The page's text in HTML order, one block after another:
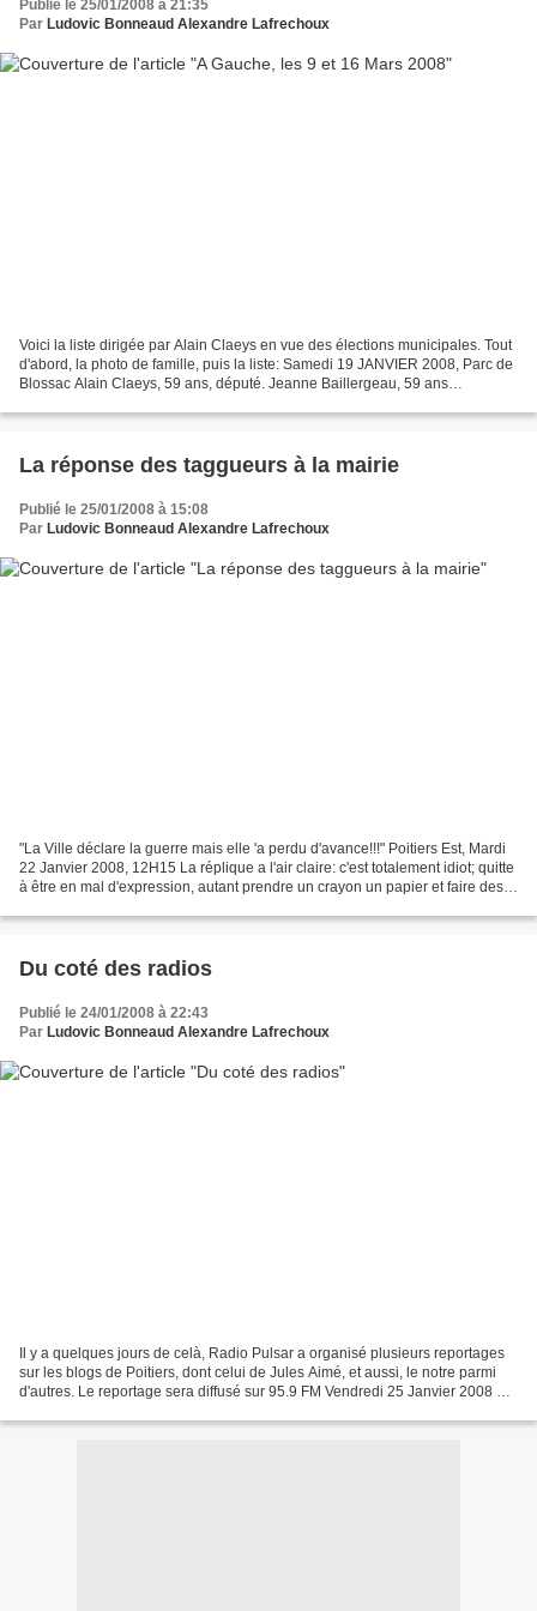
Publié le 25/01/2008 à 21:35
Par Ludovic Bonneaud Alexandre Lafrechoux
Voici la liste dirigée par Alain Claeys en vue des élections municipales. Tout
d'abord, la photo de famille, puis la liste: Samedi 19 JANVIER 2008, Parc de
Blossac Alain Claeys, 59 ans, député. Jeanne Baillergeau, 59 ans
La réponse des taggueurs à la mairie
Publié le 25/01/2008 à 15:08
Par Ludovic Bonneaud Alexandre Lafrechoux
"La Ville déclare la guerre mais elle 'a perdu d'avance!!!" Poitiers Est, Mardi
22 Janvier 2008, 12H15 La réplique a l'air claire: c'est totalement idiot; quitte
à être en mal d'expression, autant prendre un crayon un papier et faire des
Du coté des radios
Publié le 24/01/2008 à 22:43
Par Ludovic Bonneaud Alexandre Lafrechoux
Il y a quelques jours de celà, Radio Pulsar a organisé plusieurs reportages
sur les blogs de Poitiers, dont celui de Jules Aimé, et aussi, le notre parmi
d'autres. Le reportage sera diffusé sur 95.9 FM Vendredi 25 Janvier 2008 à